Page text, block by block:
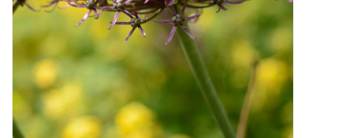
Overige producten
Advies
Onze tuinen!